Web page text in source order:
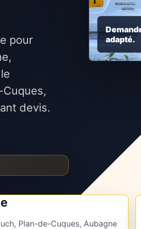
pour
devis.
adapté.
Plan-de-Cuques, Aubagne